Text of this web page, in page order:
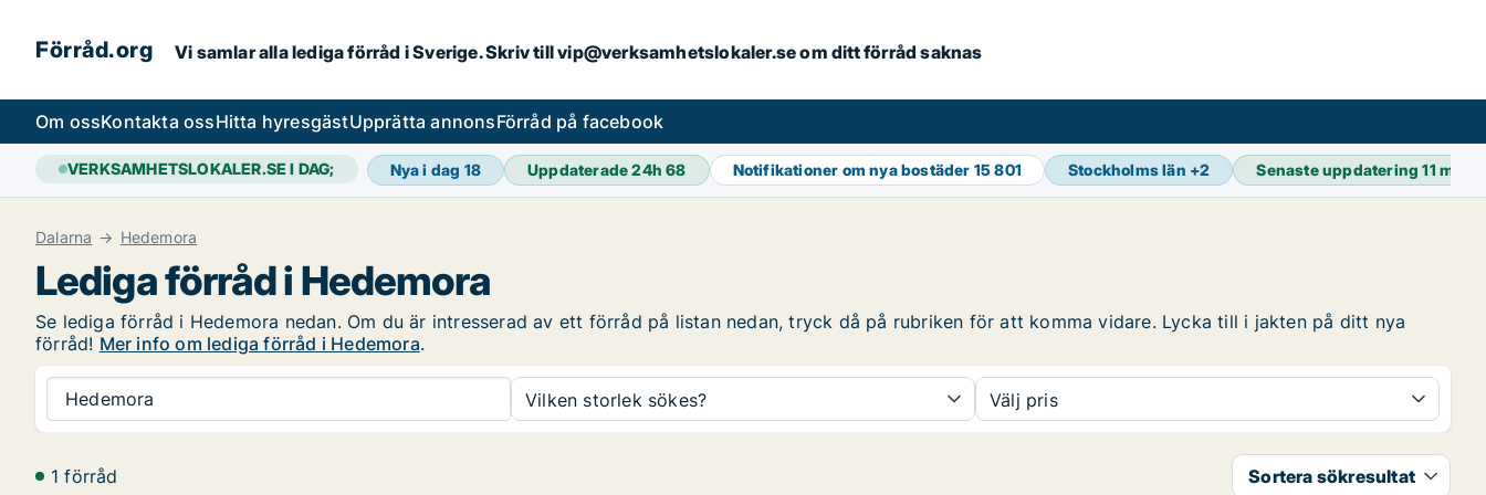
Förråd.org Vi samlar alla lediga förråd i Sverige. Skriv till vip@verksamhetslokaler.se om ditt förråd saknas
Om ossKontakta ossHitta hyresgästUpprätta annonsFörråd på facebook
VERKSAMHETSLOKALER.SE I DAG; Nya i dag 18 Uppdaterade 24h68 Notifikationer om nya bostäder 15 801 Stockholms län +2 Senaste uppdatering11 min
Dalarna Hedemora
Lediga förråd i Hedemora
Se lediga förråd i Hedemora nedan. Om du är intresserad av ett förråd på listan nedan, tryck då på rubriken för att komma vidare. Lycka till i jakten på ditt nya
förråd! Mer info om lediga förråd i Hedemora.
Hedemora Vilken storlek sökes? Välj pris
1 förråd Sortera sökresultat